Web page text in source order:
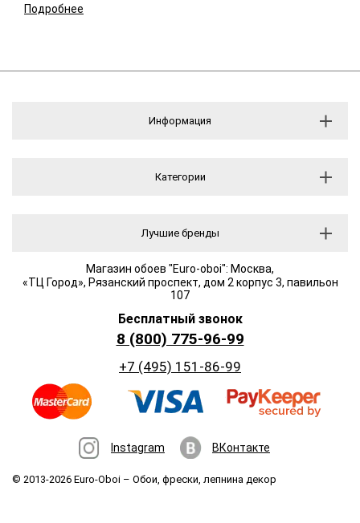
Подробнее
Информация
Категории
Лучшие бренды
Магазин обоев "Euro-oboi": Москва,
«ТЦ Город», Рязанский проспект, дом 2 корпус 3, павильон
107
Бесплатный звонок
8 (800) 775-96-99
+7 (495) 151-86-99
Instagram ВКонтакте
© 2013-2026 Euro-Oboi – Обои, фрески, лепнина декор